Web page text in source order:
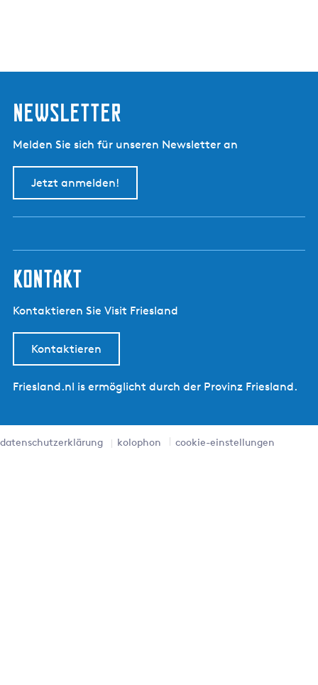
Newsletter
Melden Sie sich für unseren Newsletter an
Jetzt anmelden!
kontakt
Kontaktieren Sie Visit Friesland
Kontaktieren
Friesland.nl is ermöglicht durch der Provinz Friesland.
datenschutzerklärung kolophon cookie-einstellungen